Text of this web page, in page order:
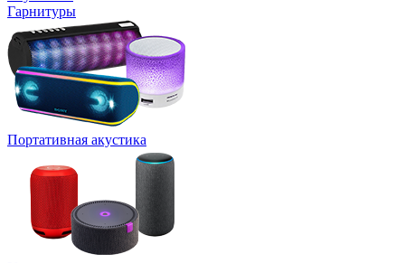
Гарнитуры
Портативная акустика